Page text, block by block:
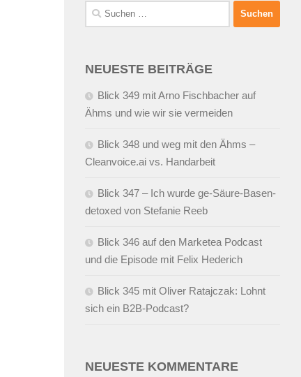
Suchen
nach:
NEUESTE BEITRÄGE
Blick 349 mit Arno Fischbacher auf
Ähms und wie wir sie vermeiden
Blick 348 und weg mit den Ähms –
Cleanvoice.ai vs. Handarbeit
Blick 347 – Ich wurde ge-Säure-Basen-
detoxed von Stefanie Reeb
Blick 346 auf den Marketea Podcast
und die Episode mit Felix Hederich
Blick 345 mit Oliver Ratajczak: Lohnt
sich ein B2B-Podcast?
NEUESTE KOMMENTARE